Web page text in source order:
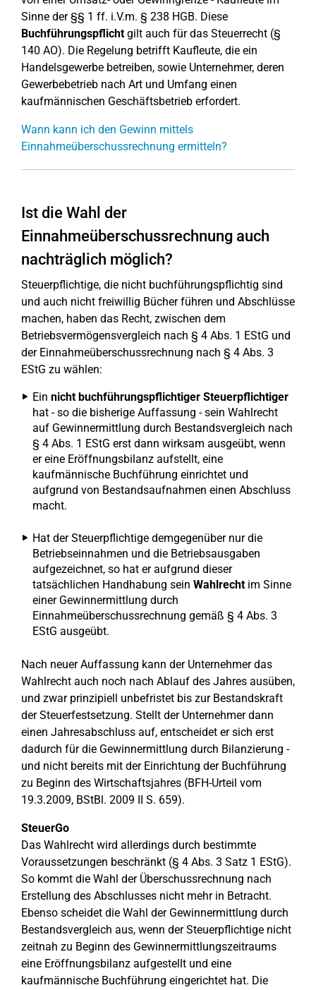
Sinne der §§ 1 ff. i.V.m. § 238 HGB. Diese
Buchführungspflichtgilt auch für das Steuerrecht (§
140 AO). Die Regelung betrifft Kaufleute, die ein
Handelsgewerbe betreiben, sowie Unternehmer, deren
Gewerbebetrieb nach Art und Umfang einen
kaufmännischen Geschäftsbetrieb erfordert.
Wann kann ich den Gewinn mittels
Einnahmeüberschussrechnung ermitteln?
Ist die Wahl der
Einnahmeüberschussrechnung auch
nachträglich möglich?
Steuerpflichtige, die nicht buchführungspflichtig sind
und auch nicht freiwillig Bücher führen und Abschlüsse
machen, haben das Recht, zwischen dem
Betriebsvermögensvergleich nach § 4 Abs. 1 EStG und
der Einnahmeüberschussrechnung nach § 4 Abs. 3
EStG zu wählen:
Ein nicht buchführungspflichtiger Steuerpflichtiger
hat - so die bisherige Auffassung - sein Wahlrecht
auf Gewinnermittlung durch Bestandsvergleich nach
§ 4 Abs. 1 EStG erst dann wirksam ausgeübt, wenn
er eine Eröffnungsbilanz aufstellt, eine
kaufmännische Buchführung einrichtet und
aufgrund von Bestandsaufnahmen einen Abschluss
macht.
Hat der Steuerpflichtige demgegenüber nur die
Betriebseinnahmen und die Betriebsausgaben
aufgezeichnet, so hat er aufgrund dieser
tatsächlichen Handhabung sein Wahlrechtim Sinne
einer Gewinnermittlung durch
Einnahmeüberschussrechnung gemäß § 4 Abs. 3
EStG ausgeübt.
Nach neuer Auffassung kann der Unternehmer das
Wahlrecht auch noch nach Ablauf des Jahres ausüben,
und zwar prinzipiell unbefristet bis zur Bestandskraft
der Steuerfestsetzung. Stellt der Unternehmer dann
einen Jahresabschluss auf, entscheidet er sich erst
dadurch für die Gewinnermittlung durch Bilanzierung -
und nicht bereits mit der Einrichtung der Buchführung
zu Beginn des Wirtschaftsjahres (BFH-Urteil vom
19.3.2009, BStBl. 2009 II S. 659).
SteuerGo
Das Wahlrecht wird allerdings durch bestimmte
Voraussetzungen beschränkt (§ 4 Abs. 3 Satz 1 EStG).
So kommt die Wahl der Überschussrechnung nach
Erstellung des Abschlusses nicht mehr in Betracht.
Ebenso scheidet die Wahl der Gewinnermittlung durch
Bestandsvergleich aus, wenn der Steuerpflichtige nicht
zeitnah zu Beginn des Gewinnermittlungszeitraums
eine Eröffnungsbilanz aufgestellt und eine
kaufmännische Buchführung eingerichtet hat. Die